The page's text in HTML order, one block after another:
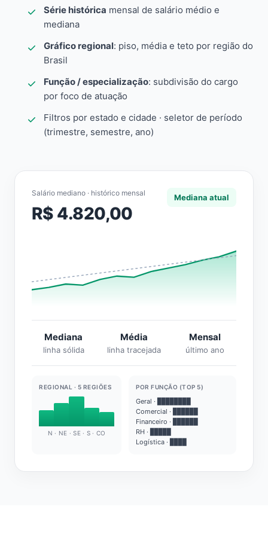
Série histórica mensal de salário médio e
mediana
Gráfico regional: piso, média e teto por região do
Brasil
Função / especialização: subdivisão do cargo
por foco de atuação
Filtros por estado e cidade · seletor de período
(trimestre, semestre, ano)
Salário mediano · histórico mensal
R$ 4.820,00
Mediana atual
Mediana
linha sólida
Média
linha tracejada
Mensal
último ano
REGIONAL · 5 REGIÕES
N · NE · SE · S · CO
POR FUNÇÃO (TOP 5)
Geral · ████████
Comercial · ██████
Financeiro · ██████
RH · █████
Logística · ████